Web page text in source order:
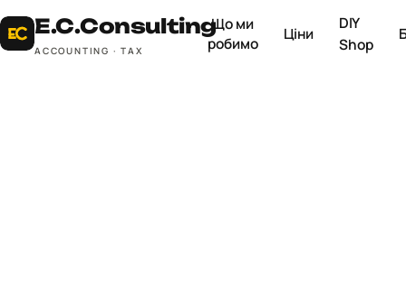
E.C.Consulting
ACCOUNTING · TAX
Що ми
робимо
Ціни
DIY
Shop